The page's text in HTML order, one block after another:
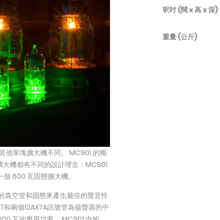
他單塊擴大機不同。 MC901 的獨
機都有不同的設計理念：MC901
600 瓦固態擴大機。
空管和固態來產生最佳的聲音性
兩個12AX7A訊號管為揚聲器的中
呎吋 (闊 x 高 x 深
重量 (公斤)